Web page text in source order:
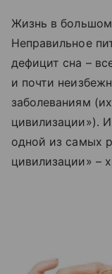
Жизнь в большом
Неправильное
дефицит сна –
и почти
заболеваниям
цивилизации»).
одной из самых
цивилизации» –